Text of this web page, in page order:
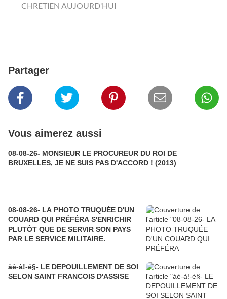
CHRETIEN AUJOURD'HUI
Partager
Vous aimerez aussi
08-08-26- MONSIEUR LE PROCUREUR DU ROI DE
BRUXELLES, JE NE SUIS PAS D'ACCORD ! (2013)
08-08-26- LA PHOTO TRUQUÉE D'UN
COUARD QUI PRÉFÉRA S'ENRICHIR
PLUTÔT QUE DE SERVIR SON PAYS
PAR LE SERVICE MILITAIRE.
àè-à!-é§- LE DEPOUILLEMENT DE SOI
SELON SAINT FRANCOIS D'ASSISE